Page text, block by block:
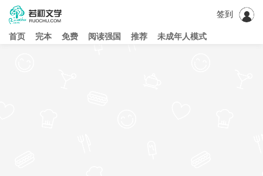
签到
首页 完本 免费 阅读强国 推荐 未成年人模式